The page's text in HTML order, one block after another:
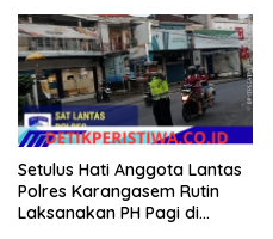
Berkendara kepada Siswa
Siswi SMP N 6 Abang
Setulus Hati Anggota Lantas
Polres Karangasem Rutin
Laksanakan PH Pagi di